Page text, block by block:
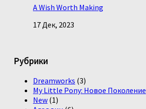
A Wish Worth Making
17 Дек, 2023
Рубрики
Dreamworks (3)
My Little Pony: Новое Поколение
New (1)